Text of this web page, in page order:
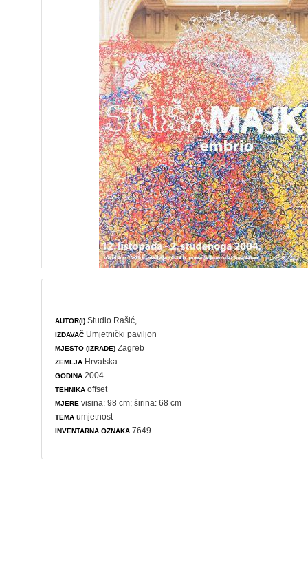
AUTOR(I) Studio Rašić,
IZDAVAČ Umjetnički paviljon
MJESTO (IZRADE) Zagreb
ZEMLJA Hrvatska
GODINA 2004.
TEHNIKA offset
MJERE visina: 98 cm; širina: 68 cm
TEMA umjetnost
INVENTARNA OZNAKA 7649